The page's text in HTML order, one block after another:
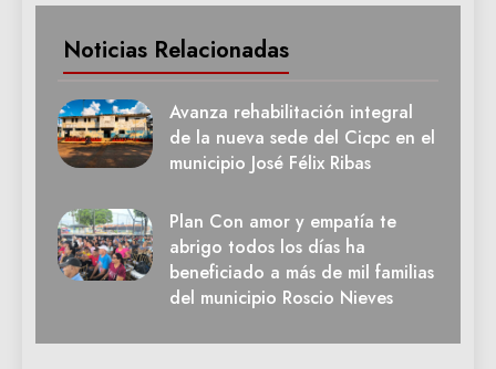
Noticias Relacionadas
Avanza rehabilitación integral
de la nueva sede del Cicpc en el
municipio José Félix Ribas
Plan Con amor y empatía te
abrigo todos los días ha
beneficiado a más de mil familias
del municipio Roscio Nieves